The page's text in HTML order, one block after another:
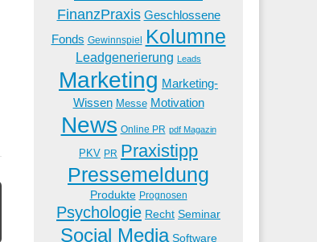
FinanzPraxis Geschlossene
Fonds Gewinnspiel Kolumne
Leadgenerierung Leads
Marketing Marketing-
Wissen Messe Motivation
News Online PR pdf Magazin
PKV PR Praxistipp
Pressemeldung
Produkte Prognosen
Psychologie Recht Seminar
Social Media Software